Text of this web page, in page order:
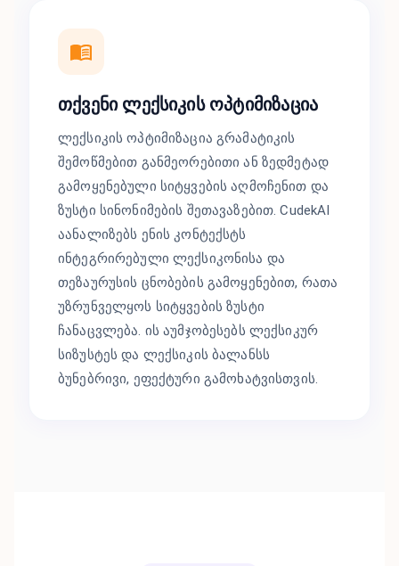
თქვენი ლექსიკის ოპტიმიზაცია
ლექსიკის ოპტიმიზაცია გრამატიკის
შემოწმებით განმეორებითი ან ზედმეტად
გამოყენებული სიტყვების აღმოჩენით და
ზუსტი სინონიმების შეთავაზებით. CudekAI
აანალიზებს ენის კონტექსტს
ინტეგრირებული ლექსიკონისა და
თეზაურუსის ცნობების გამოყენებით, რათა
უზრუნველყოს სიტყვების ზუსტი
ჩანაცვლება. ის აუმჯობესებს ლექსიკურ
სიზუსტეს და ლექსიკის ბალანსს
ბუნებრივი, ეფექტური გამოხატვისთვის.